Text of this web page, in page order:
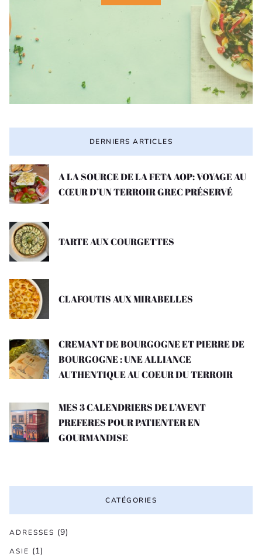
DERNIERS ARTICLES
A LA SOURCE DE LA FETA AOP: VOYAGE AU
CŒUR D’UN TERROIR GREC PRÉSERVÉ
TARTE AUX COURGETTES
CLAFOUTIS AUX MIRABELLES
CREMANT DE BOURGOGNE ET PIERRE DE
BOURGOGNE : UNE ALLIANCE
AUTHENTIQUE AU COEUR DU TERROIR
MES 3 CALENDRIERS DE L’AVENT
PREFERES POUR PATIENTER EN
GOURMANDISE
CATÉGORIES
ADRESSES (9)
ASIE (1)